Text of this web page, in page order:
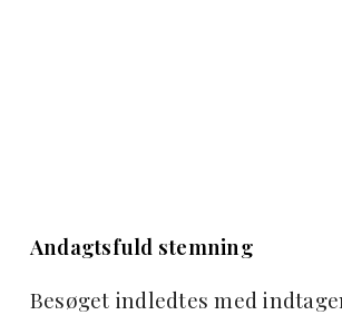
Andagtsfuld stemning
Besøget indledtes med